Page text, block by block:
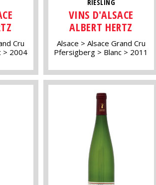
Cru
2004
RIESLING
VINS D'ALSACE
ALBERT HERTZ
Alsace
Alsace Grand Cru
Pfersigberg
Blanc 2011